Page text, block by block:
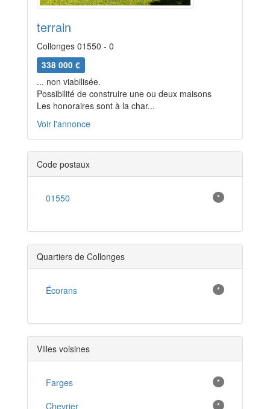
terrain
Collonges 01550 - 0
338 000 €
... non viabilisée.
Possibilité de construire une ou deux maisons
Les honoraires sont à la char...
Voir l'annonce
Code postaux
01550 *
Quartiers de Collonges
Écorans *
Villes voisines
Farges *
Chevrier *